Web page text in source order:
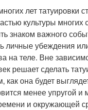
лет татуировки
культуры многих
знаком важного
личные убеждения
на теле. Вне
решает сделать
как она будет
менее упругой и
и окружающей